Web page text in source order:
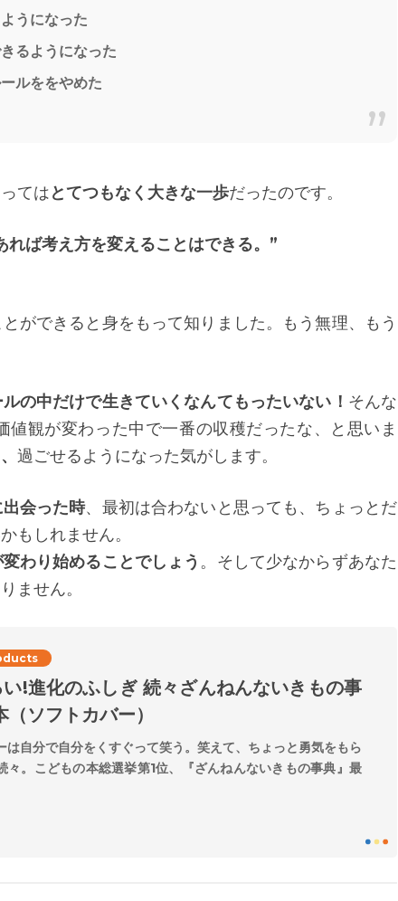
うになった
るようになった
ルををやめた
てはとてつもなく大きな一歩だったのです。
ば考え方を変えることはできる。”
ができると身をもって知りました。もう無理、もう
の中だけで生きていくなんてもったいない！ そんな
観が変わった中で一番の収穫だったな、と思いま
過ごせるようになった気がします。
会った時、最初は合わないと思っても、ちょっとだ
もしれません。
わり始めることでしょう 。そして少なからずあなた
ません。
!進化のふしぎ 続々ざんねんないきもの事
ソフトカバー）
は自分で自分をくすぐって笑う。笑えて、ちょっと勇気をもら
々。こどもの本総選挙第1位、『ざんねんないきもの事典』最